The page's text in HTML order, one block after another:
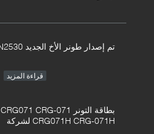
تم إصدار طونر الأخ الجديد TN2530
قراءة المزيد
بطاقة التونر CRG071 CRG-071
CRG071H CRG-071H لشركة